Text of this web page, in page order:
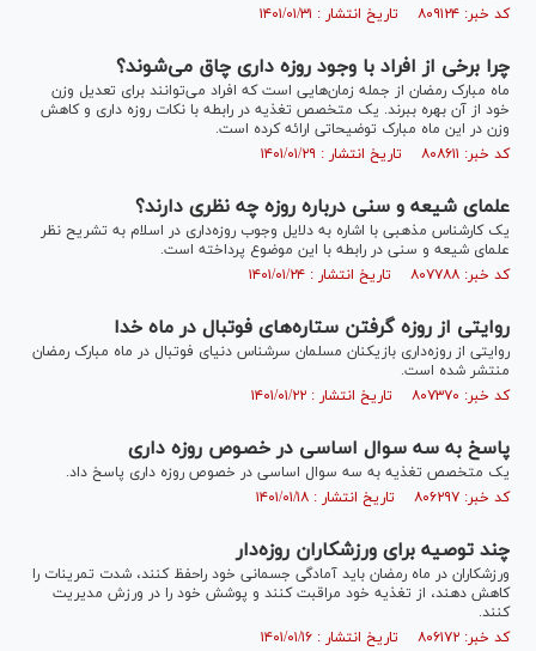
کد خبر: ۸۰۹۱۲۴ تاریخ انتشار : ۱۴۰۱/۰۱/۳۱
چرا برخی از افراد با وجود روزه داری چاق می‌شوند؟
ماه مبارک رمضان از جمله زمان‌هایی است که افراد می‌توانند برای تعدیل وزن
خود از آن بهره ببرند. یک متخصص تغذیه در رابطه با نکات روزه داری و کاهش
وزن در این ماه مبارک توضیحاتی ارائه کرده است.
کد خبر: ۸۰۸۶۱۱ تاریخ انتشار : ۱۴۰۱/۰۱/۲۹
علمای شیعه و سنی درباره روزه چه نظری دارند؟
یک کارشناس مذهبی با اشاره به دلایل وجوب روزه‌داری در اسلام به تشریح نظر
علمای شیعه و سنی در رابطه با این موضوع پرداخته است.
کد خبر: ۸۰۷۷۸۸ تاریخ انتشار : ۱۴۰۱/۰۱/۲۴
روایتی از روزه گرفتن ستاره‌های فوتبال در ماه خدا
روایتی از روزه‌داری بازیکنان مسلمان سرشناس دنیای فوتبال در ماه مبارک رمضان
منتشر شده است.
کد خبر: ۸۰۷۳۷۰ تاریخ انتشار : ۱۴۰۱/۰۱/۲۲
پاسخ به سه سوال اساسی در خصوص روزه داری
یک متخصص تغذیه به سه سوال اساسی در خصوص روزه داری پاسخ داد.
کد خبر: ۸۰۶۲۹۷ تاریخ انتشار : ۱۴۰۱/۰۱/۱۸
چند توصیه برای ورزشکاران روزه‌دار
ورزشکاران در ماه رمضان باید آمادگی جسمانی خود راحفظ کنند، شدت تمرینات را
کاهش دهند، از تغذیه خود مراقبت کنند و پوشش خود را در ورزش مدیریت
کنند.
کد خبر: ۸۰۶۱۷۲ تاریخ انتشار : ۱۴۰۱/۰۱/۱۶